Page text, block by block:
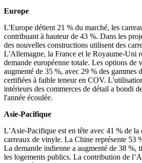
Europe
L'Europe détient 21 % du marché, les
contribuant à hauteur de 43 %. Dans les
des nouvelles constructions utilisent des
L'Allemagne, la France et le Royaume-Uni
demande européenne totale. Les options de
augmenté de 35 %, avec 29 % des gammes
certifiées à faible teneur en COV.
intérieurs des commerces de détail a bondi
l'année écoulée.
Asie-Pacifique
L’Asie-Pacifique est en tête avec 41 % de la
carreaux de vinyle. La Chine représente 53
La demande indienne a augmenté de 38 %,
les logements publics. La contribution de